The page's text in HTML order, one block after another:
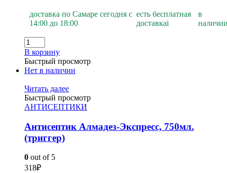
доставка по Самаре сегодня с
14:00 до 18:00
есть бесплатная
доставкаi
в
В корзину
Быстрый просмотр
Нет в наличии
Читать далее
Быстрый просмотр
АНТИСЕПТИКИ
Антисептик Алмадез-Экспресс, 750мл.
(триггер)
0 out of 5
318₽